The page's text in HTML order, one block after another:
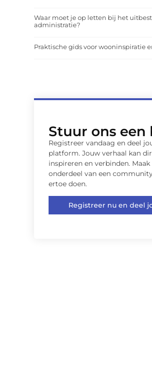
Waar moet je op letten bij het
administratie?
Praktische gids voor wooninspiratie
Stuur ons een
Registreer vandaag en deel
platform. Jouw verhaal kan
inspireren en verbinden.
onderdeel van een
ertoe doen.
Registreer nu en deel